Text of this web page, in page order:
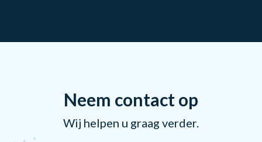
Neem contact op
Wij helpen u graag verder.